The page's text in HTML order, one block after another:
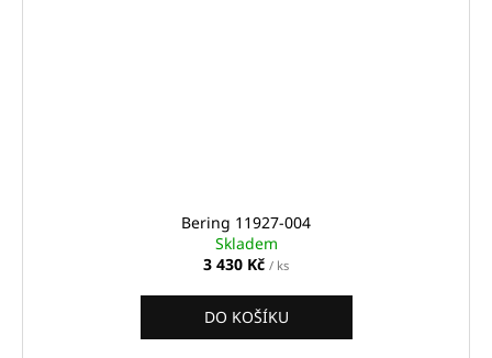
Bering 11927-004
Skladem
3 430 Kč / ks
DO KOŠÍKU